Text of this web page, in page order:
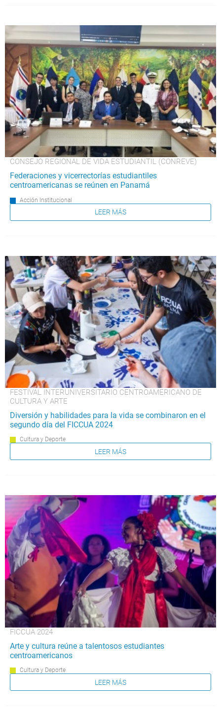
CONSEJO REGIONAL DE VIDA ESTUDIANTIL (CONREVE)
Federaciones y vicerrectorías estudiantiles
centroamericanas se reúnen en Panamá
Acción Institucional
LEER MÁS
FESTIVAL INTERUNIVERSITARIO CENTROAMERICANO DE
CULTURA Y ARTE
Diversión y habilidades para la vida se combinaron en el
segundo día del FICCUA 2024
Cultura y Deporte
LEER MÁS
FICCUA 2024
Arte y cultura reúne a talentosos estudiantes
centroamericanos
Cultura y Deporte
LEER MÁS